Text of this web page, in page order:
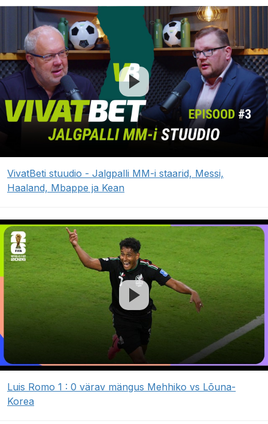
VivatBeti stuudio - Jalgpalli MM-i staarid, Messi,
Haaland, Mbappe ja Kean
Luis Romo 1 : 0 värav mängus Mehhiko vs Lõuna-
Korea